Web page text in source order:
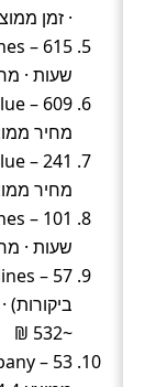
· זמן ממוצע 4.1 שעות · מחיר
שעות ·
מחיר ממוצע
מחיר ממוצע
שעות ·
~532 ₪